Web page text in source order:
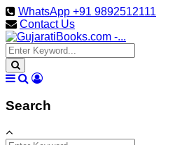
WhatsApp +91 9892512111
Contact Us
Search